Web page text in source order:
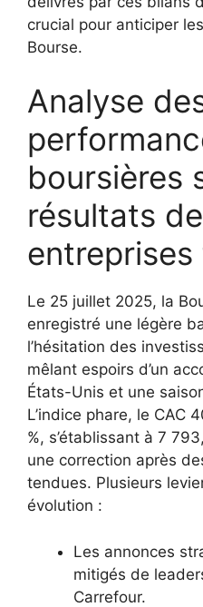
crucial pour anticiper
Bourse.
Analyse
boursières
résultats
Le 25 juillet 2025, la
enregistré une légère
l’hésitation des
mêlant espoirs d’un
États-Unis et une
L’indice phare, le CAC
%, s’établissant à 7
une correction après
tendues. Plusieurs
évolution :
Les annonces
mitigés de
Carrefour.